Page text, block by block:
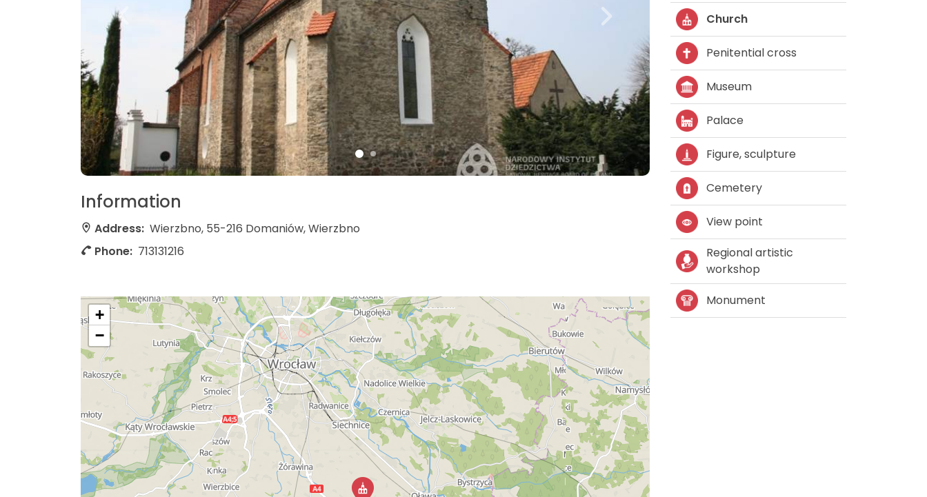
Information
Address: Wierzbno, 55-216 Domaniów, Wierzbno
Phone: 713131216
+
−
Church
Penitential cross
Museum
Palace
Figure, sculpture
Cemetery
View point
Regional artistic
workshop
Monument